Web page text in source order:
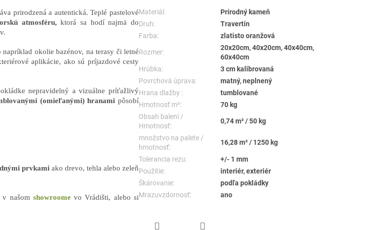
prirodzená a autentická. Teplé pastelové
atmosféru, ktorá sa hodí najmä do
okolie bazénov, na terasy či letné
aplikácie, ako sú príjazdové cesty
nepravidelný a vizuálne príťažlivý
(omieľanými) hranami pôsobí
prvkamiako drevo, tehla alebo zeleň
našom showroomevo Vrádišti, alebo si
Materiál:
Prírodný kameň
Druh:
Travertín
Farba:
zlatisto oranžová
Rozmer:
20x20cm, 40x20cm, 40x40cm,
60x40cm
Hrúbka:
3 cm kalibrovaná
Povrchová úprava:
matný, neplnený
Hrana dlažby :
tumblované
Hmotnosť m²:
70 kg
Obsah balení /
Hmotnosť:
0,74 m² / 50 kg
množstvo na palete /
hmotnosť:
16,28 m² / 1250 kg
Tolerancia rezu:
+/- 1 mm
Použitie:
interiér, exteriér
Škárovanie:
podľa pokládky
Mrazuvzdornosť:
ano